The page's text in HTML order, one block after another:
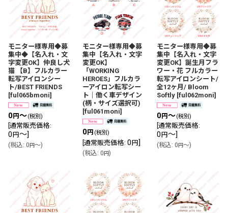
モニター様専用◆募
集中◆【名入れ・文
字変更OK】仲良し犬
猫 【B】フルカラー
転写アイロンシー
ト/BEST FRIENDS
[ful065bmoni]
0円～(税別)
通常販売価格:
0 円～]
(税込: 0 円～)
モニター様専用◆募
集中【名入れ・文字
変更OK】
「WORKING
HEROES」フルカラ
ーアイロン転写シー
ト｜働く車デザイン
(柄・サイズ選択可)
[ful061moni]
0円 (税別)
通常販売価格: 0 円]
(税込: 0 円)
モニター様専用◆募
集中【名入れ・文字
変更OK】誕生月フラ
ワー・花 フルカラー
転写アイロンシート/
全12ヶ月/ Bloom
Softly [ful062moni]
0円～(税別)
通常販売価格:
0 円～]
(税込: 0 円～)